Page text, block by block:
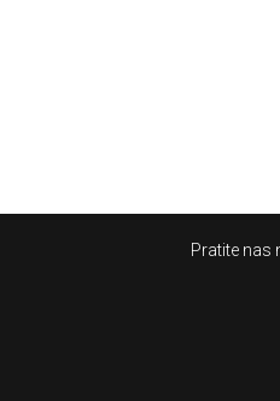
Pratite nas